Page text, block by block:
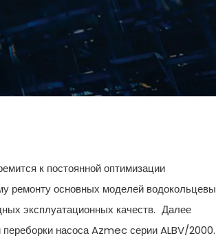
к постоянной оптимизации
ремонту основных моделей
эксплуатационных качеств. Далее
насоса Azmec серии ALBV/2000.